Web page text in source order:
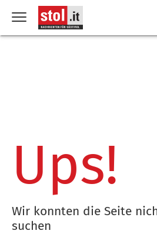
Ups!
Wir konnten die Seite
suchen